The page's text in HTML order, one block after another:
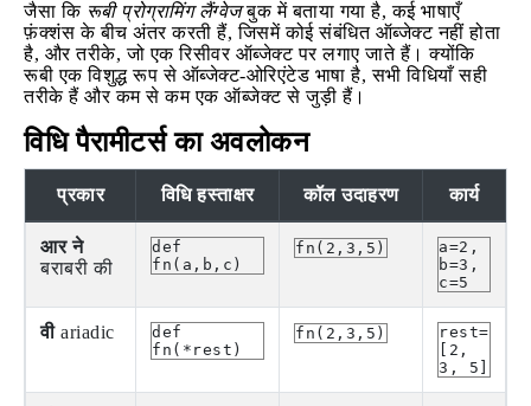
जैसा कि रूबी प्रोग्रामिंग लैंग्वेजबुक में बताया गया है, कई भाषाएँ
फ़ंक्शंस के बीच अंतर करती हैं, जिसमें कोई संबंधित ऑब्जेक्ट नहीं होता
है, और तरीके, जो एक रिसीवर ऑब्जेक्ट पर लगाए जाते हैं। क्योंकि
रूबी एक विशुद्ध रूप से ऑब्जेक्ट-ओरिएंटेड भाषा है, सभी विधियाँ सही
तरीके हैं और कम से कम एक ऑब्जेक्ट से जुड़ी हैं।
विधि पैरामीटर्स का अवलोकन
प्रकार विधि हस्ताक्षर कॉल उदाहरण कार्य
आर ने
बराबरी की
def
fn(a,b,c)
fn(2,3,5)
a=2,
b=3,
c=5
वीariadic
def
fn(*rest)
fn(2,3,5)
rest=
[2,
3, 5]